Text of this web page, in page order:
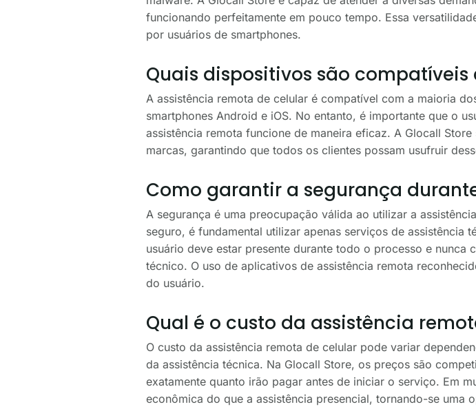
funcionando perfeitamente em pouco tempo. Essa
por usuários de smartphones.
Quais dispositivos são
A assistência remota de celular é compatível com a maioria
smartphones Android e iOS. No entanto, é importante que o
assistência remota funcione de maneira eficaz. A Glocall
marcas, garantindo que todos os clientes possam usufruir
Como garantir a segurança
A segurança é uma preocupação válida ao utilizar a
seguro, é fundamental utilizar apenas serviços de assistência
usuário deve estar presente durante todo o processo e nunca
técnico. O uso de aplicativos de assistência remota
do usuário.
Qual é o custo da assistência
O custo da assistência remota de celular pode variar
da assistência técnica. Na Glocall Store, os preços são
exatamente quanto irão pagar antes de iniciar o serviço. Em
econômica do que a assistência presencial, tornando-se uma